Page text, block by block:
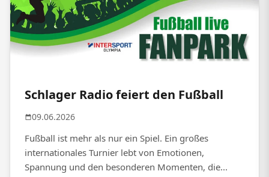
Schlager Radio feiert den Fußball
09.06.2026
Fußball ist mehr als nur ein Spiel. Ein großes
internationales Turnier lebt von Emotionen,
Spannung und den besonderen Momenten, die...